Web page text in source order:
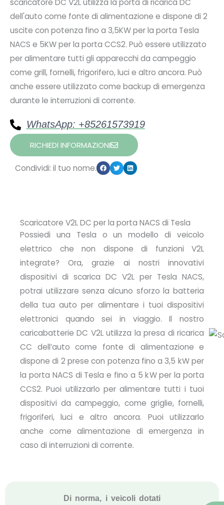
scaricatore DC V2L utilizza la porta di ricarica DC
dell'auto come fonte di alimentazione e dispone di 2
uscite con potenza fino a 3,5KW per la porta Tesla
NACS e 5KW per la porta CCS2. Può essere utilizzato
per alimentare tutti gli apparecchi da campeggio
come grill, fornelli, frigorifero, luci e altro ancora. Può
anche essere utilizzato come backup di emergenza
durante le interruzioni di corrente.
WhatsApp: +85261573919
RICHIEDI INFORMAZIONI
Condividi: il tuo nome.
Scaricatore V2L DC per la porta NACS di Tesla
Possiedi una Tesla o un modello di veicolo
elettrico che non dispone di funzioni V2L
integrate? Ora, grazie ai nostri innovativi
dispositivi di scarica DC V2L per Tesla NACS,
potrai utilizzare senza alcuno sforzo la batteria
della tua auto per alimentare i tuoi dispositivi
elettronici quando sei in viaggio. Il nostro
caricabatterie DC V2L utilizza la presa di ricarica
CC dell’auto come fonte di alimentazione e
dispone di 2 prese con potenza fino a 3,5 kW per
la porta NACS di Tesla e fino a 5 kW per la porta
CCS2. Puoi utilizzarlo per alimentare tutti i tuoi
dispositivi da campeggio, come griglie, fornelli,
frigoriferi, luci e altro ancora. Puoi utilizzarlo
anche come alimentazione di emergenza in
caso di interruzioni di corrente.
Di norma, i veicoli dotati